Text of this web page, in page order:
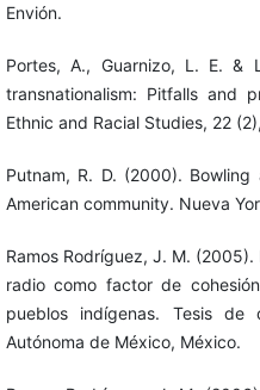
Envión.
Portes, A., Guarnizo, L. E. &
transnationalism: Pitfalls and
Ethnic and Racial Studies, 22
Putnam, R. D. (2000).
American community. Nueva
Ramos Rodríguez, J. M. (2005).
radio como factor de
pueblos indígenas. Tesis de
Autónoma de México, México.